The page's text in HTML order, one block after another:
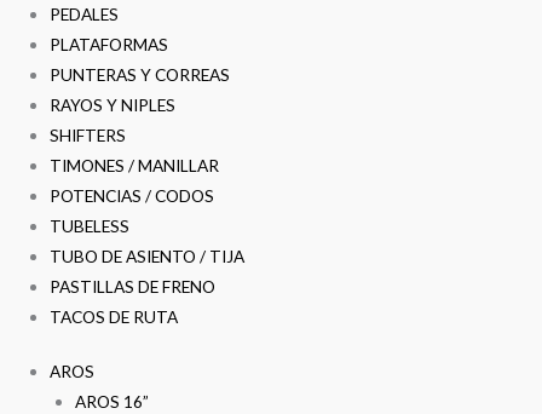
PEDALES
PLATAFORMAS
PUNTERAS Y CORREAS
RAYOS Y NIPLES
SHIFTERS
TIMONES / MANILLAR
POTENCIAS / CODOS
TUBELESS
TUBO DE ASIENTO / TIJA
PASTILLAS DE FRENO
TACOS DE RUTA
AROS
AROS 16”